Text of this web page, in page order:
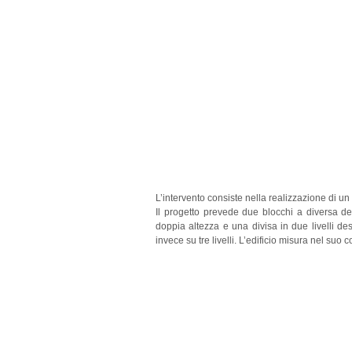
L’intervento consiste nella realizzazione di
Il progetto prevede due blocchi a diversa
doppia altezza e una divisa in due livelli
invece su tre livelli. L’edificio misura nel suo